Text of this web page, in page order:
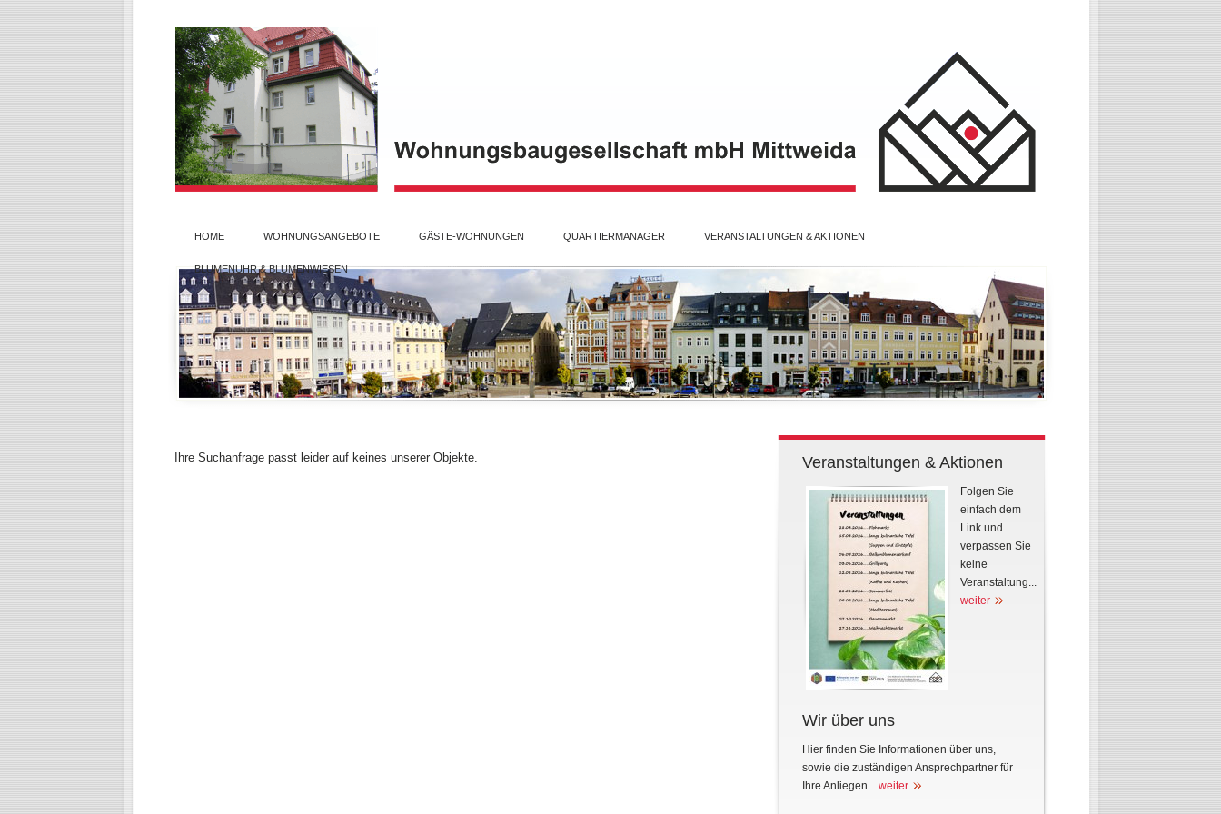
HOME WOHNUNGSANGEBOTE GÄSTE-WOHNUNGEN QUARTIERMANAGER VERANSTALTUNGEN & AKTIONEN
BLUMENUHR & BLUMENWIESEN
Ihre Suchanfrage passt leider auf keines unserer Objekte. Veranstaltungen & Aktionen
Folgen Sie
einfach dem
Link und
verpassen Sie
keine
Veranstaltung...
weiter
Wir über uns
Hier finden Sie Informationen über uns,
sowie die zuständigen Ansprechpartner für
Ihre Anliegen... weiter